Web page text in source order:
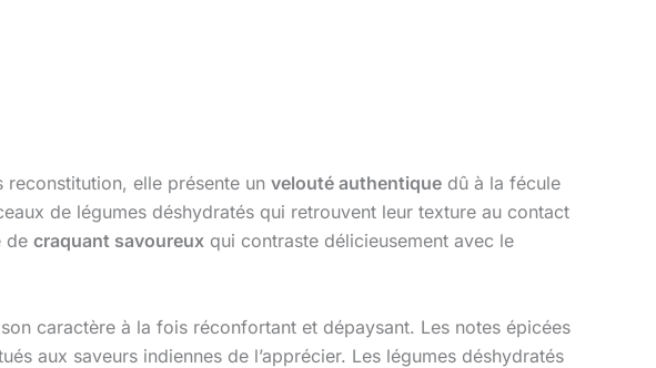
reconstitution, elle présente un velouté authentique dû à la fécule
de légumes déshydratés qui retrouvent leur texture au contact
de craquant savoureux qui contraste délicieusement avec le
caractère à la fois réconfortant et dépaysant. Les notes épicées
aux saveurs indiennes de l’apprécier. Les légumes déshydratés